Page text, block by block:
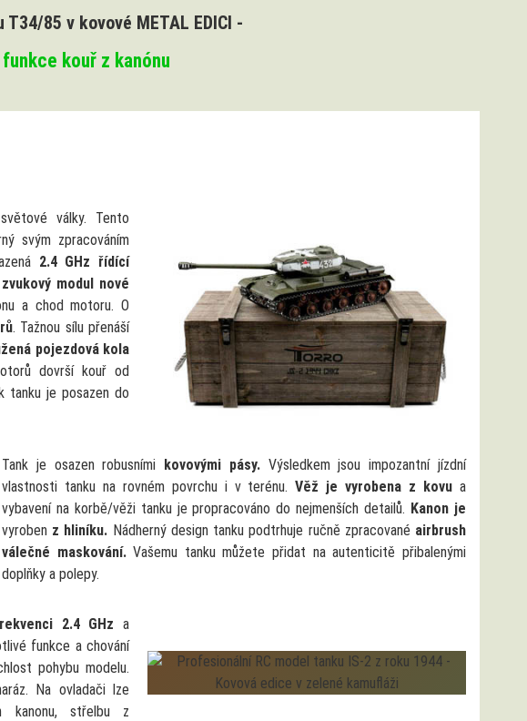
T34/85 v kovové METAL EDICI -
kouř z kanónu
války. Tento
svým zpracováním
2.4 GHz řídící
modul nové
a chod motoru. O
. Tažnou sílu přenáší
pojezdová kola
dovrší kouř od
tanku je posazen do
Tank je osazen robusními kovovými pásy.Výsledkem jsou impozantní jízdní
vlastnosti tanku na rovném povrchu i v terénu.Věž je vyrobena z kovu a
vybavení na korbě/věži tanku je propracováno do nejmenších detailů. Kanon je
vyroben z hliníku. Nádherný design tanku podtrhuje ručně zpracované airbrush
válečné maskování.Vašemu tanku můžete přidat na autenticitě přibalenými
doplňky a polepy.
2.4 GHz a
funkce a chování
pohybu modelu.
Na ovladači lze
kanonu, střelbu z